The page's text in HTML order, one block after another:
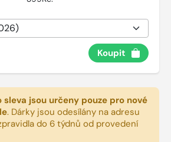
Koupit
sleva jsou určeny pouze pro nové
. Dárky jsou odesílány na adresu
do 6 týdnů od provedení